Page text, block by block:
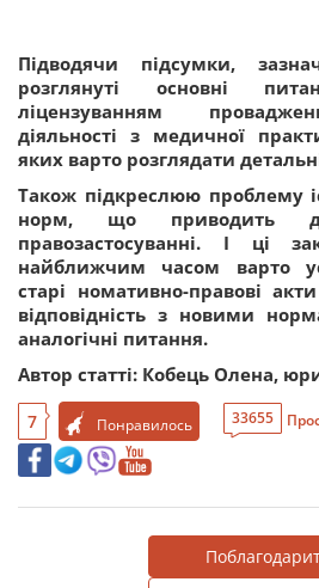
Підводячи підсумки,
розглянуті основні
ліцензуванням
діяльності з медичної
яких варто розглядати
Також підкреслюю проблему
норм, що приводить
правозастосуванні. І ці
найближчим часом варто
старі номативно-правові
відповідність з новими
аналогічні питання.
Автор статті: Кобець Олена,
7 Понравилось 33655